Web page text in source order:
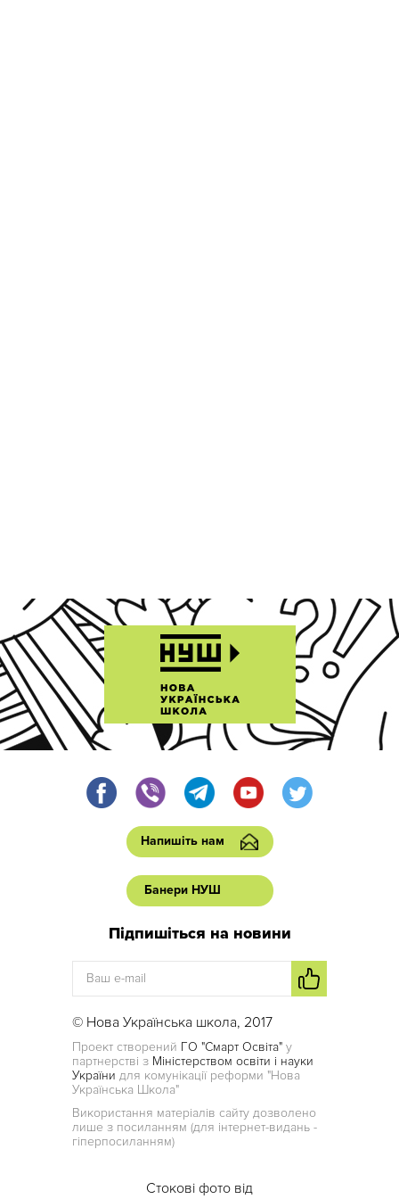
Напишіть нам
Банери НУШ
Підпишіться на новини
© Нова Українська школа, 2017
Проект створений ГО "Смарт Освіта" у
партнерстві з Міністерством освіти і науки
України для комунікації реформи "Нова
Українська Школа"
Використання матеріалів сайту дозволено
лише з посиланням (для інтернет-видань -
гіперпосиланням)
Стокові фото від